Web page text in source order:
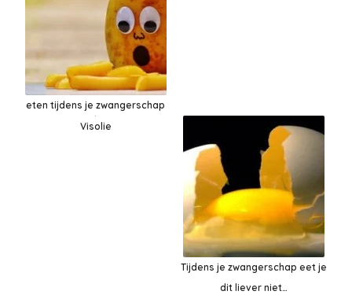
eten tijdens je zwangerschap
Visolie
Tijdens je zwangerschap eet je
dit liever niet…